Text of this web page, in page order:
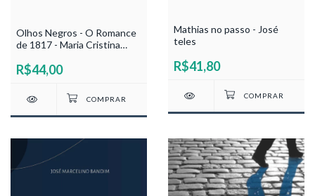
Olhos Negros - O Romance
de 1817 - Maria Cristina
R$44,00
Mathias no passo - José
teles
R$41,80